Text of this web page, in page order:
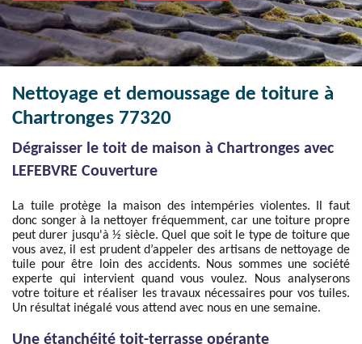
Nettoyage et demoussage de toiture à
Chartronges 77320
Dégraisser le toit de maison à Chartronges avec
LEFEBVRE Couverture
La tuile protège la maison des intempéries violentes. Il faut
donc songer à la nettoyer fréquemment, car une toiture propre
peut durer jusqu'à ½ siècle. Quel que soit le type de toiture que
vous avez, il est prudent d’appeler des artisans de nettoyage de
tuile pour être loin des accidents. Nous sommes une société
experte qui intervient quand vous voulez. Nous analyserons
votre toiture et réaliser les travaux nécessaires pour vos tuiles.
Un résultat inégalé vous attend avec nous en une semaine.
Une étanchéité toit-terrasse opérante